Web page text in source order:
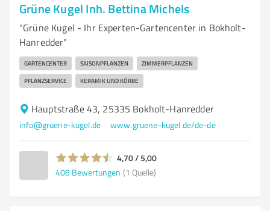
Grüne Kugel Inh. Bettina Michels
"Grüne Kugel - Ihr Experten-Gartencenter in Bokholt-
Hanredder"
GARTENCENTER SAISONPFLANZEN ZIMMERPFLANZEN
PFLANZSERVICE KERAMIK UND KÖRBE
Hauptstraße 43, 25335 Bokholt-Hanredder
info@gruene-kugel.de www.gruene-kugel.de/de-de
4,70 / 5,00
408 Bewertungen (1 Quelle)